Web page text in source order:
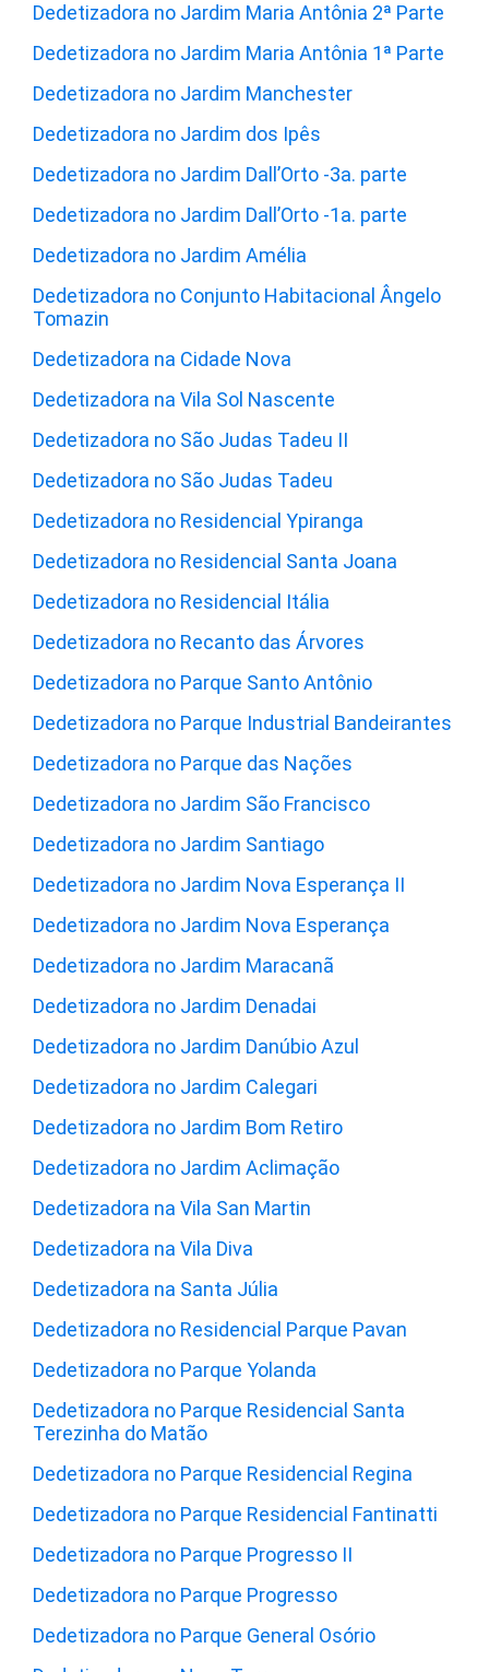
Dedetizadora no Jardim Maria Antônia 2ª Parte
Dedetizadora no Jardim Maria Antônia 1ª Parte
Dedetizadora no Jardim Manchester
Dedetizadora no Jardim dos Ipês
Dedetizadora no Jardim Dall’Orto -3a. parte
Dedetizadora no Jardim Dall’Orto -1a. parte
Dedetizadora no Jardim Amélia
Dedetizadora no Conjunto Habitacional Ângelo
Tomazin
Dedetizadora na Cidade Nova
Dedetizadora na Vila Sol Nascente
Dedetizadora no São Judas Tadeu II
Dedetizadora no São Judas Tadeu
Dedetizadora no Residencial Ypiranga
Dedetizadora no Residencial Santa Joana
Dedetizadora no Residencial Itália
Dedetizadora no Recanto das Árvores
Dedetizadora no Parque Santo Antônio
Dedetizadora no Parque Industrial Bandeirantes
Dedetizadora no Parque das Nações
Dedetizadora no Jardim São Francisco
Dedetizadora no Jardim Santiago
Dedetizadora no Jardim Nova Esperança II
Dedetizadora no Jardim Nova Esperança
Dedetizadora no Jardim Maracanã
Dedetizadora no Jardim Denadai
Dedetizadora no Jardim Danúbio Azul
Dedetizadora no Jardim Calegari
Dedetizadora no Jardim Bom Retiro
Dedetizadora no Jardim Aclimação
Dedetizadora na Vila San Martin
Dedetizadora na Vila Diva
Dedetizadora na Santa Júlia
Dedetizadora no Residencial Parque Pavan
Dedetizadora no Parque Yolanda
Dedetizadora no Parque Residencial Santa
Terezinha do Matão
Dedetizadora no Parque Residencial Regina
Dedetizadora no Parque Residencial Fantinatti
Dedetizadora no Parque Progresso II
Dedetizadora no Parque Progresso
Dedetizadora no Parque General Osório